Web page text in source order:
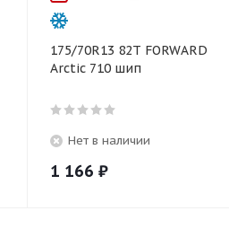
175/70R13 82T FORWARD
Arctic 710 шип
Нет в наличии
1 166 ₽